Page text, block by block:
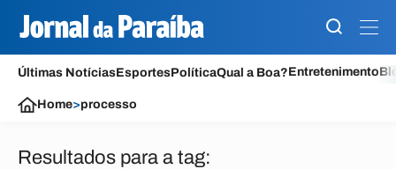
Últimas NotíciasEsportesPolíticaQual a Boa?Entretenimento
Home>processo
Resultados para a tag: